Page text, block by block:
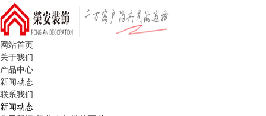
网站首页
关于我们
产品中心
新闻动态
联系我们
新闻动态